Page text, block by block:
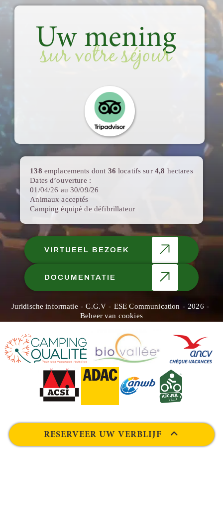
RESERVEER UW VERBLIJF
Uw mening
sur votre séjour
138 emplacements dont 36 locatifs sur 4,8 hectares
Dates d’ouverture :
01/04/26 au 30/09/26
Animaux acceptés
Camping équipé de défibrillateur
VIRTUEEL BEZOEK
DOCUMENTATIE
Juridische informatie C.G.V ESE Communication
2026
Beheer van cookies